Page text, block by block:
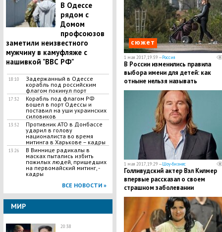
В Одессе
рядом с
Домом
профсоюзов
заметили неизвестного
мужчину в камуфляже с
нашивкой "ВВС РФ"
18:10
Задержанный в Одессе
корабль под российским
флагом покинул порт
17:32
Корабль под флагом РФ
вошел в порт Одессы и
поставил на уши украинских
силовиков
13:52
Противник АТО в Донбассе
ударил в голову
националиста во время
митинга в Харькове – кадры
13:26
В Виннице радикалы в
масках пытались избить
пожилых людей, пришедших
на первомайский митинг, -
кадры
ВСЕ НОВОСТИ »
МИР
20:38
сюжет
1 мая 2017, 19:59 —Россия
В России изменились правила
выбора имени для детей: как
отныне нельзя называть
новорожденных
1 мая 2017, 19:29 —Шоу-бизнес
Голливудский актер Вэл Килмер
впервые рассказал о своем
страшном заболевании